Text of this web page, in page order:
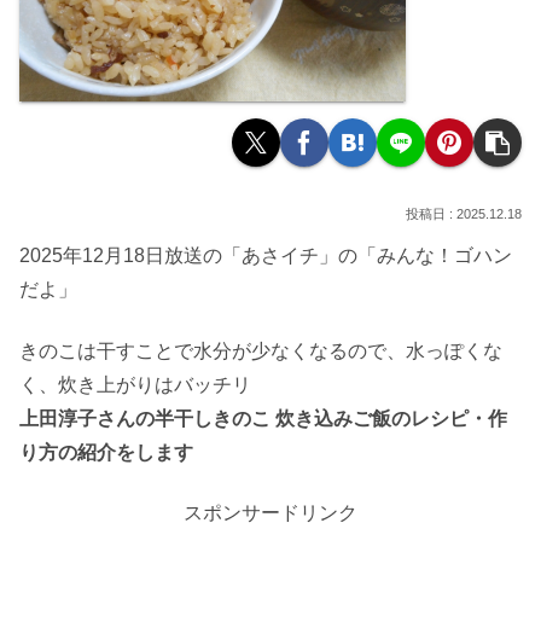
2025.12.18
2025年12月18日放送の「あさイチ」の「みんな！ゴハン
だよ」
きのこは干すことで水分が少なくなるので、水っぽくな
く、炊き上がりはバッチリ
上田淳子さんの半干しきのこ 炊き込みご飯のレシピ・作
り方の紹介をします
スポンサードリンク